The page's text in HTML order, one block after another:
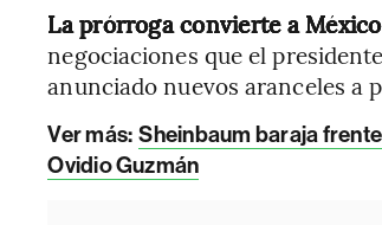
La prórroga convierte a
negociaciones que el
anunciado nuevos aranceles a
Ver más: Sheinbaum baraja
Ovidio Guzmán